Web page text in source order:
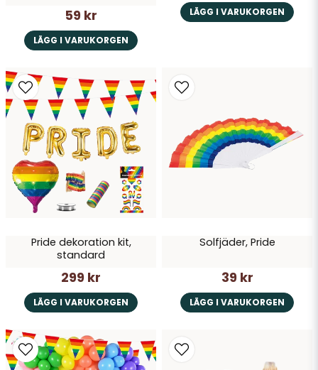
59 kr
LÄGG I VARUKORGEN
LÄGG I VARUKORGEN
Pride dekoration kit,
standard
299 kr
LÄGG I VARUKORGEN
Solfjäder, Pride
39 kr
LÄGG I VARUKORGEN